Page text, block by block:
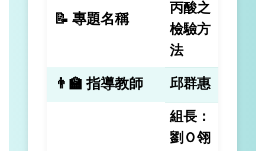
📝 專題名稱
丙酸之
檢驗方
法
👨‍🏫 指導教師 邱群惠
組長：
劉Ｏ翎